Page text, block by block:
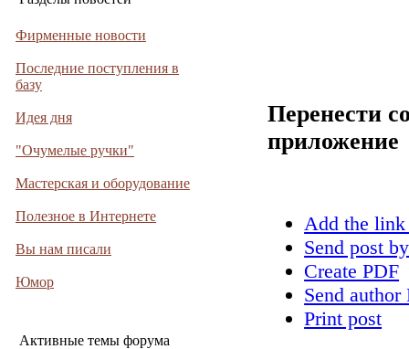
Фирменные новости
Последние поступления в
базу
Идея дня
"Очумелые ручки"
Мастерская и оборудование
Полезное в Интернете
Вы нам писали
Юмор
Активные темы форума
Перенести
приложение
Add the
Send post
Create PDF
Send
Print post